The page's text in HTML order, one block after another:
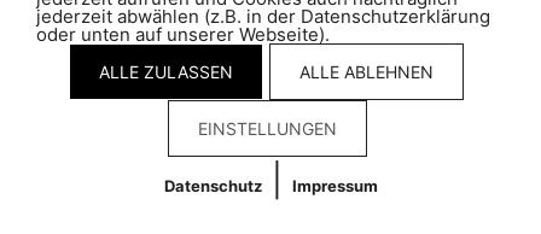
jederzeit abwählen (z.B. in der Datenschutzerklärung
oder unten auf unserer Webseite).
ALLE ZULASSEN ALLE ABLEHNEN
EINSTELLUNGEN
Datenschutz| Impressum